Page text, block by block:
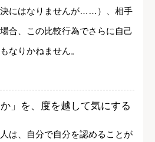
決にはなりませんが……）、相手
合、この比較行為でさらに自己
なりかねません。
か」を、度を越して気にする
は、自分で自分を認めることが